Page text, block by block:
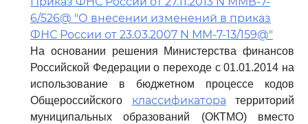
6/526@ "О внесении изменений в приказ
ФНС России от 23.03.2007 N ММ-7-13/159@"
На основании решения Министерства финансов
Российской Федерации о переходе с 01.01.2014 на
использование в бюджетном процессе кодов
Общероссийского классификатора территорий
муниципальных образований (ОКТМО) вместо